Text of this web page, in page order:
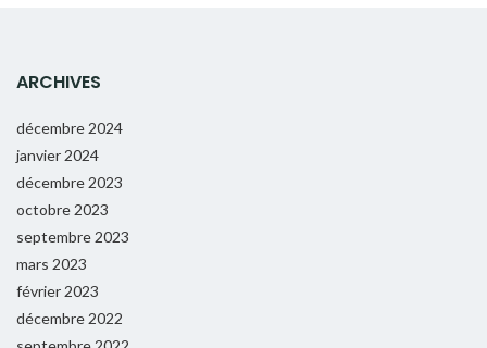
ARCHIVES
décembre 2024
janvier 2024
décembre 2023
octobre 2023
septembre 2023
mars 2023
février 2023
décembre 2022